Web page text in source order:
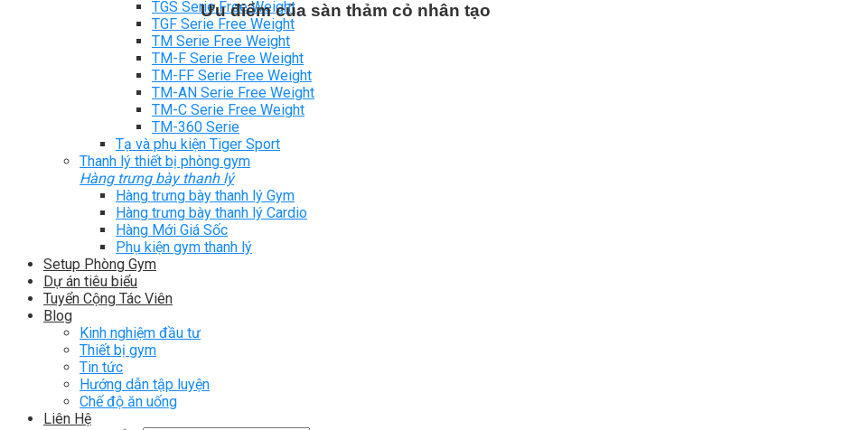
TGS Serie Free Weight
TGF Serie Free Weight
TM Serie Free Weight
TM-F Serie Free Weight
TM-FF Serie Free Weight
TM-AN Serie Free Weight
TM-C Serie Free Weight
TM-360 Serie
Tạ và phụ kiện Tiger Sport
Thanh lý thiết bị phòng gym
Hàng trưng bày thanh lý
Hàng trưng bày thanh lý Gym
Hàng trưng bày thanh lý Cardio
Hàng Mới Giá Sốc
Phụ kiện gym thanh lý
Setup Phòng Gym
Dự án tiêu biểu
Tuyển Cộng Tác Viên
Blog
Kinh nghiệm đầu tư
Thiết bị gym
Tin tức
Hướng dẫn tập luyện
Chế độ ăn uống
Liên Hệ
Ưu điểm của sàn thảm cỏ nhân tạo